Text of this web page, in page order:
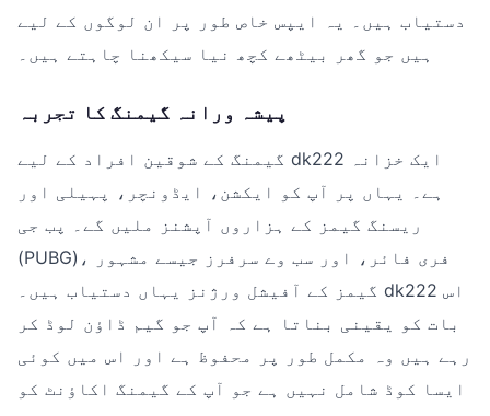
دستیاب ہیں۔ یہ ایپس خاص طور پر ان لوگوں کے لیے
ہیں جو گھر بیٹھے کچھ نیا سیکھنا چاہتے ہیں۔
پیشہ ورانہ گیمنگ کا تجربہ
گیمنگ کے شوقین افراد کے لیے dk222 ایک خزانہ
ہے۔ یہاں پر آپ کو ایکشن، ایڈونچر، پہیلی اور
ریسنگ گیمز کے ہزاروں آپشنز ملیں گے۔ پب جی
(PUBG)، فری فائر، اور سب وے سرفرز جیسے مشہور
گیمز کے آفیشل ورژنز یہاں دستیاب ہیں۔ dk222 اس
بات کو یقینی بناتا ہے کہ آپ جو گیم ڈاؤن لوڈ کر
رہے ہیں وہ مکمل طور پر محفوظ ہے اور اس میں کوئی
ایسا کوڈ شامل نہیں ہے جو آپ کے گیمنگ اکاؤنٹ کو